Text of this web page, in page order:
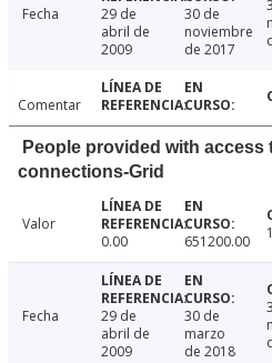
Fecha
29 de
abril de
2009
30 de
noviembre
de 2017
Comentar
People provided with access
connections-Grid
Valor
0.00
651200.00
Fecha
29 de
abril de
2009
30 de
marzo
de 2018